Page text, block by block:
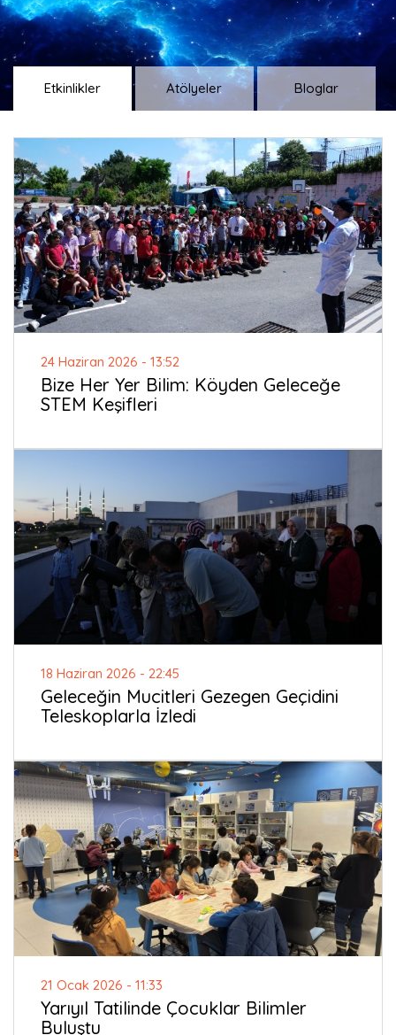
Etkinlikler Atölyeler Bloglar
24 Haziran 2026 - 13:52
Bize Her Yer Bilim: Köyden Geleceğe
STEM Keşifleri
18 Haziran 2026 - 22:45
Geleceğin Mucitleri Gezegen Geçidini
Teleskoplarla İzledi
21 Ocak 2026 - 11:33
Yarıyıl Tatilinde Çocuklar Bilimler
Buluştu